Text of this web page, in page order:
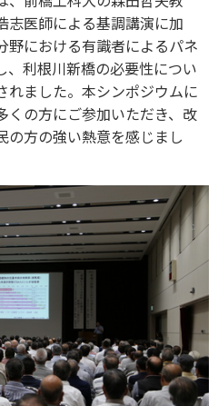
志医師による基調講演に加
野における有識者によるパネ
、利根川新橋の必要性につい
れました。本シンポジウムに
くの方にご参加いただき、改
の方の強い熱意を感じまし